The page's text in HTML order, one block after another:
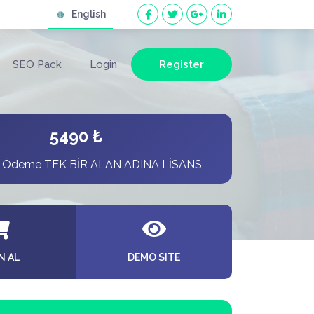
English
SEO Pack Login Register
5490 ₺
Ödeme TEK BİR ALAN ADINA LİSANS
AL DEMO SITE